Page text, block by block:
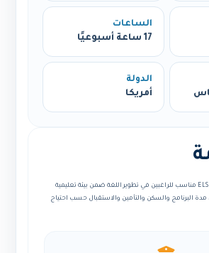
الساعات
17 ساعة أسبوعيًا
الدولة
أمريكا
برنامج لغة إنجليزية عامة في ELS مناسب للراغبين في تطوير اللغة ضمن بيئة تعليمية
البرنامج والسكن والتأمين والاستقبال حسب احتياج